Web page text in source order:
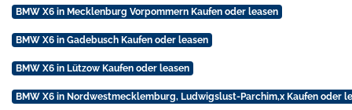
BMW X6 in Mecklenburg Vorpommern Kaufen oder leasen
BMW X6 in Gadebusch Kaufen oder leasen
BMW X6 in Lützow Kaufen oder leasen
BMW X6 in Nordwestmecklemburg, Ludwigslust-Parchim,x Kaufen oder